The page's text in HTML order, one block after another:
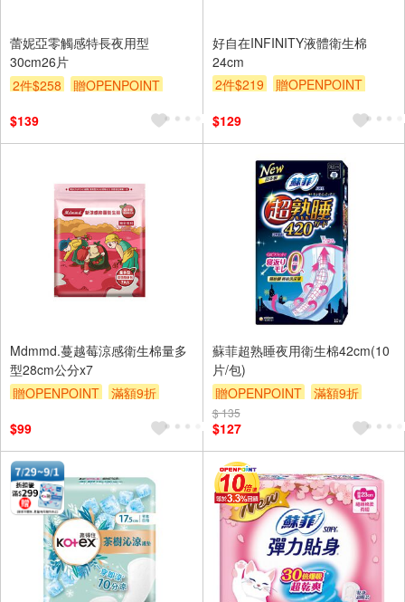
蕾妮亞零觸感特長夜用型
30cm26片
2件$258
贈OPENPOINT
$139
好自在INFINITY液體衛生棉
24cm
2件$219
贈OPENPOINT
$129
Mdmmd.蔓越莓涼感衛生棉量多
型28cm公分x7
贈OPENPOINT
滿額9折
$99
蘇菲超熟睡夜用衛生棉42cm(10
片/包)
贈OPENPOINT
滿額9折
贈$200
$ 135
$127